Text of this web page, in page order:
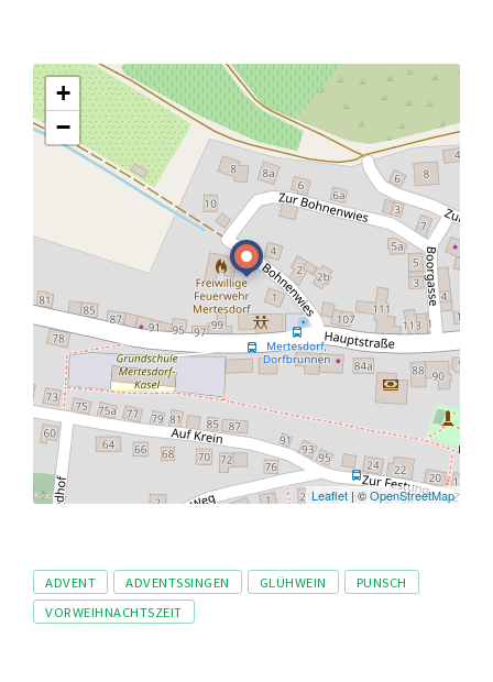
+
−
Leaflet | ©OpenStreetMap
Tags
ADVENT ADVENTSSINGEN GLÜHWEIN
PUNSCH
VORWEIHNACHTSZEIT